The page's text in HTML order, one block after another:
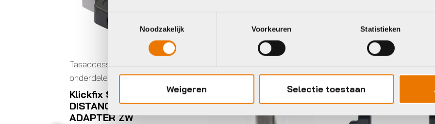
Toestemmingsselectie
Noodzakelijk
Voorkeuren Statistieken
Weigeren Selectie toestaan
Tasaccessoires en
onderdelen
Klickfix STUUD
DISTANCE SET 100MM
ADAPTER ZW